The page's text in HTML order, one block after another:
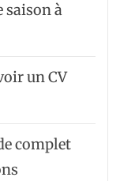
saison à
un CV
complet